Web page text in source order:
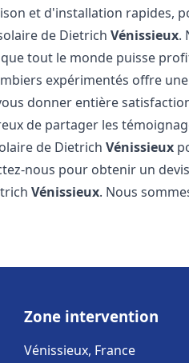
et d'installation rapides,
de DietrichVénissieux.
tout le monde puisse
expérimentés offre
donner entière
de partager les
de DietrichVénissieux
nous pour obtenir un
Vénissieux. Nous
Zone intervention
Vénissieux, France